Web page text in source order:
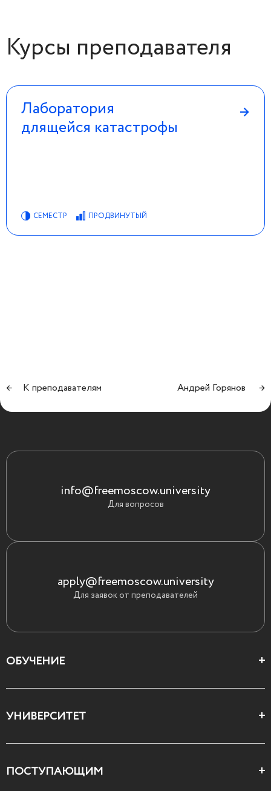
Курсы преподавателя
Лаборатория
длящейся катастрофы
→
СЕМЕСТР ПРОДВИНУТЫЙ
← К преподавателям Андрей Горянов →
info@freemoscow.university
Для вопросов
apply@freemoscow.university
Для заявок от преподавателей
ОБУЧЕНИЕ
Все курсы
УНИВЕРСИТЕТ
Декларация ценностей
ПОСТУПАЮЩИМ